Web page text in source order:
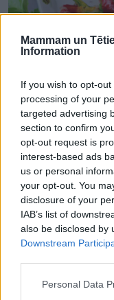
Mammam un
Information
If you wish to opt-
processing of your
targeted advertising
section to confirm
opt-out request is
interest-based ads
us or personal
your opt-out. You
disclosure of your
IAB’s list of
also be disclosed by
Downstream
Personal Data
Pildīta paprika bez